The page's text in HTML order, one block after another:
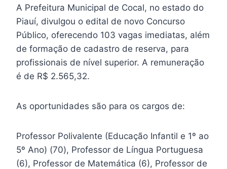
A Prefeitura Municipal de Cocal, no estado do
Piauí, divulgou o edital de novo Concurso
Público, oferecendo 103 vagas imediatas, além
de formação de cadastro de reserva, para
profissionais de nível superior. A remuneração
é de R$ 2.565,32.
As oportunidades são para os cargos de:
Professor Polivalente (Educação Infantil e 1º ao
5º Ano) (70), Professor de Língua Portuguesa
(6), Professor de Matemática (6), Professor de